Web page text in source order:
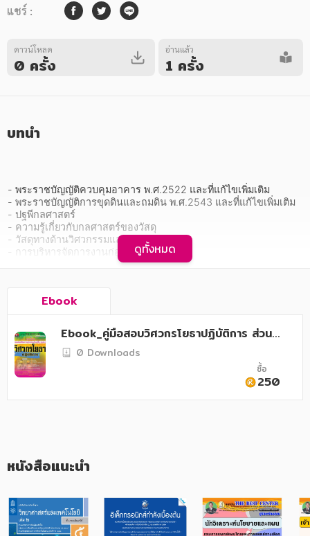
หนังสือออกใหม่ หนังสือยอดนิยม หนังสือเช่า
อีบุ๊กอ่านฟรี
หมวดหมู่หนังสือ
ศิลปะ บันเทิง กีฬา ท่องเที่ยว
สังคม วัฒนธรรม การปกครอง ศาสนาและปรัชญา
ศาสนา และปรัชญา
การเงิน การลงทุน บริหาร
นิตยสาร หนังสือพิมพ์
ครอบครัว
วรรณกรรม
เทคโนโลยี การสื่อสาร วิทยาศาสตร์
หนังสือเด็ก
แชร์ :
ดาวน์โหลด
0 ครั้ง
อ่านแล้ว
1 ครั้ง
บทนำ
- พระราชบัญญัติควบคุมอาคาร พ.ศ.2522 และที่แก้ไขเพิ่มเติม
- พระราชบัญญัติการขุดดินและถมดิน พ.ศ.2543 และที่แก้ไขเพิ่มเติม
- ปฐพีกลศาสตร์
- ความรู้เกี่ยวกับกลศาสตร์ของวัสดุ
- วัสดุทางด้านวิศวกรรมและการทดสอบ
- การบริหารจัดการงานก่อสร้าง
- การสำรวจและออกแบบ งานทางและโครงสร้าง
- ความรู้เกี่ยวกับระบบสารสนเทศทางภูมิศาสตร์ในงานวิศวกรรม
รวมสรุปย่อเนื้อหาที่ใช้ในการเตรียมสอบวิศวกรโยธาปฏิบัติการ ส่วน
ท้องถิ่น ภายในเล่มมีเนื้อหาประกอบด้วย พระราชบัญญัติควบคุมอาคาร
พ.ศ.2522 และที่แก้ไขเพิ่มเติม พระราชบัญญัติการขุดดินและถมดิน
พ.ศ.2543 และที่แก้ไขเพิ่มเติม ความรู้ด้านวิศวกรรมโยธา อาทิ ความรู้
ดูทั้งหมด
Ebook
Ebook_คู่มือสอบวิศวกรโยธาปฏิบัติการ ส่วนท้
องถิ่น0 Downloads
ซื้อ
250
หนังสือแนะนำ